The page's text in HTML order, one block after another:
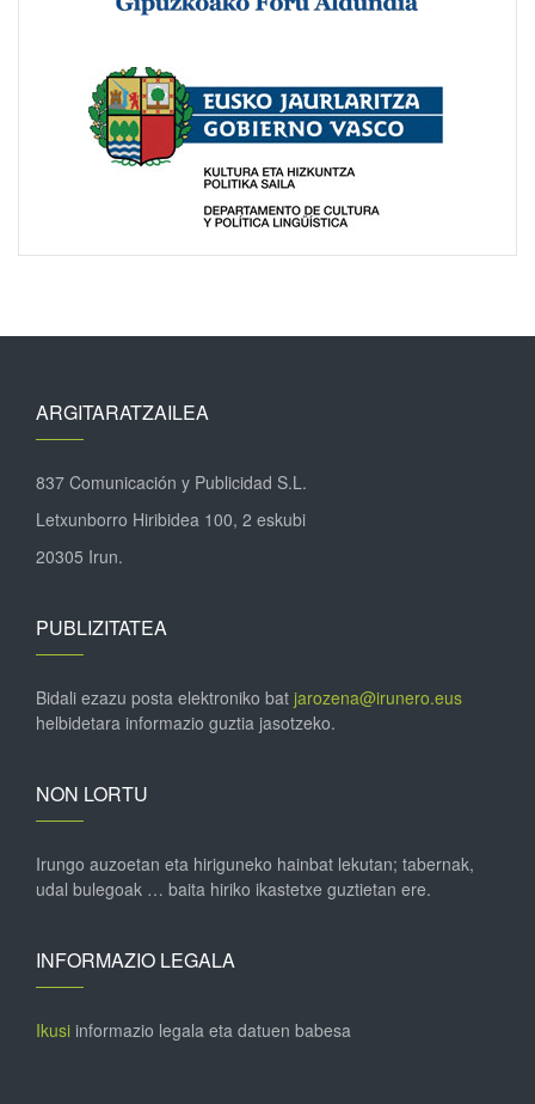
ARGITARATZAILEA
837 Comunicación y Publicidad S.L.
Letxunborro Hiribidea 100, 2 eskubi
20305 Irun.
PUBLIZITATEA
Bidali ezazu posta elektroniko bat jarozena@irunero.eus
helbidetara informazio guztia jasotzeko.
NON LORTU
Irungo auzoetan eta hiriguneko hainbat lekutan; tabernak,
udal bulegoak … baita hiriko ikastetxe guztietan ere.
INFORMAZIO LEGALA
Ikusi informazio legala eta datuen babesa